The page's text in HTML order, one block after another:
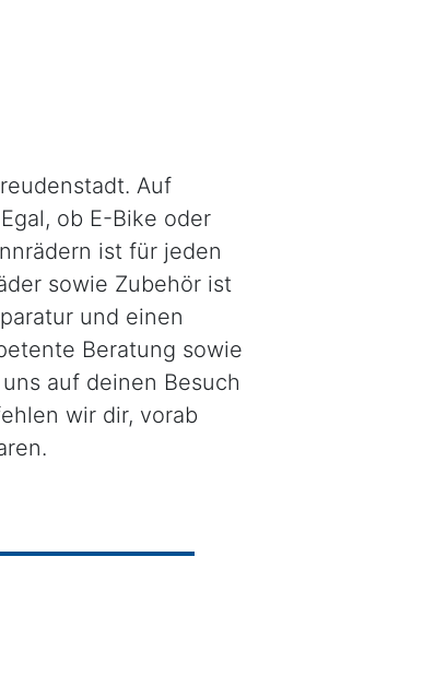
Auf
ob E-Bike oder
ist für jeden
sowie Zubehör ist
und einen
Beratung sowie
auf deinen Besuch
wir dir, vorab